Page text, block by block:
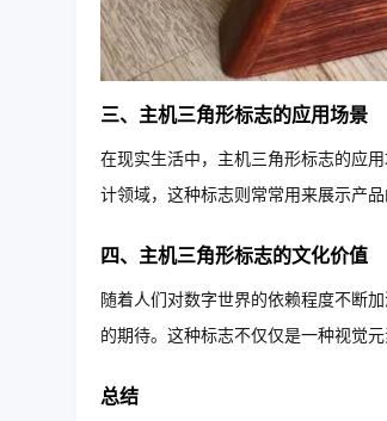
三、主机三角形标志的应用场景
在现实生活中，主机三角形标志的应
计领域，这种标志则常常用来展示产
四、主机三角形标志的文化价值
随着人们对数字世界的依赖程度不断
的期待。这种标志不仅仅是一种视觉
总结